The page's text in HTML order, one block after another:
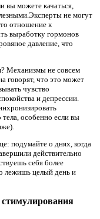
вы можете качаться,
не могут
отношение к
выработку гормонов
давление, что
Механизмы не совсем
говорят, что это может
чувство
и депрессии.
особенно если вы
подумайте о днях, когда
действительно
себя более
лежишь целый день и
стимулирования